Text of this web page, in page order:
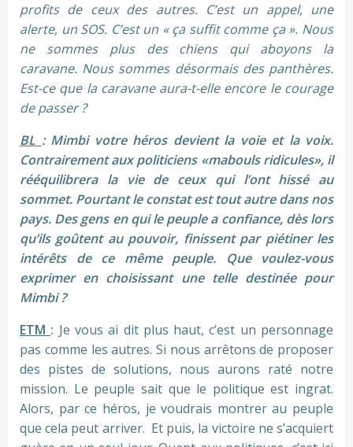
profits de ceux des autres. C’est un appel, une
alerte, un SOS. C’est un « ça suffit comme ça ». Nous
ne sommes plus des chiens qui aboyons la
caravane. Nous sommes désormais des panthères.
Est-ce que la caravane aura-t-elle encore le courage
de passer ?
BL : Mimbi votre héros devient la voie et la voix.
Contrairement aux politiciens «mabouls ridicules», il
rééquilibrera la vie de ceux qui l’ont hissé au
sommet. Pourtant le constat est tout autre dans nos
pays. Des gens en qui le peuple a confiance, dès lors
qu’ils goûtent au pouvoir, finissent par piétiner les
intérêts de ce même peuple. Que voulez-vous
exprimer en choisissant une telle destinée pour
Mimbi ?
ETM : Je vous ai dit plus haut, c’est un personnage
pas comme les autres. Si nous arrêtons de proposer
des pistes de solutions, nous aurons raté notre
mission. Le peuple sait que le politique est ingrat.
Alors, par ce héros, je voudrais montrer au peuple
que cela peut arriver. Et puis, la victoire ne s’acquiert